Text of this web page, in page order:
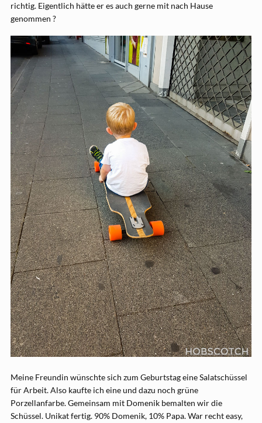
richtig. Eigentlich hätte er es auch gerne mit nach Hause
genommen ?
Meine Freundin wünschte sich zum Geburtstag eine Salatschüssel
für Arbeit. Also kaufte ich eine und dazu noch grüne
Porzellanfarbe. Gemeinsam mit Domenik bemalten wir die
Schüssel. Unikat fertig. 90% Domenik, 10% Papa. War recht easy,